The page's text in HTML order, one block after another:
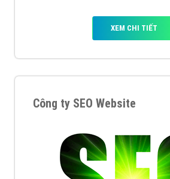
XEM CHI TIẾT
Công ty SEO Website